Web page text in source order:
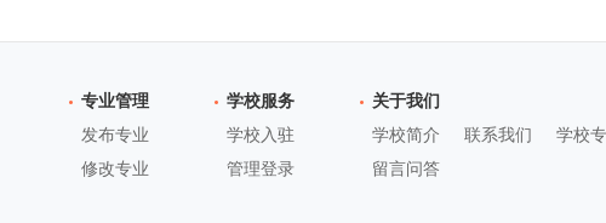
专业管理
发布专业
修改专业
学校服务
学校入驻
管理登录
关于我们
学校简介
联系我们 学校
留言问答